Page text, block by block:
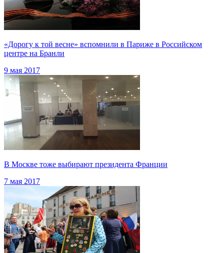
«Дорогу к той весне» вспомнили в Париже в Российском
центре на Бранли
9 мая 2017
В Москве тоже выбирают президента Франции
7 мая 2017